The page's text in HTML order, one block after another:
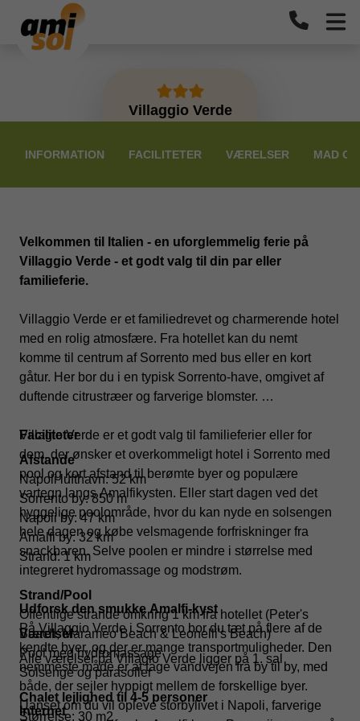
Villaggio Verde
INFORMATION FACILITETER VÆRELSER MAD
Velkommen til Italien - en uforglemmelig ferie på
Villaggio Verde - et godt valg til din par eller
familieferie.
Villaggio Verde er et familiedrevet og charmerende hotel
med en rolig atmosfære. Fra hotellet kan du nemt
komme til centrum af Sorrento med bus eller en kort
gåtur. Her bor du i en typisk Sorrento-have, omgivet af
duftende citrustræer og farverige blomster.
Villagio Verde er et godt valg til familieferier eller for
dem, der ønsker et overkommeligt hotel i Sorrento med
pool og kort afstand til berømte byer og populære
vartegn langs Amalfikysten. Eller start dagen ved det
hyggelige poolområde, hvor du kan nyde en solsengen
hele dagen og købe velsmagende forfriskninger fra
snackbaren. Selve poolen er mindre i størrelse med
integreret hydromassage og modstrøm.
Udforsk den smukke Amalfi-kyst
På Villaggio Verde i Sorrento bor du tæt på flere af de
kendte byer, og der er mange transportmuligheder. Den
nemmeste måde er at tage vandvejen fra by til by, med
både, der sejler hyppigt mellem de forskellige byer.
Uanset om du vil opleve storbylivet i Napoli, farverige
Faciliteter
Afstande
Napoli lufthavn: 52 km
Sorrento by: 850 m
Napoli by: 47 km
Amalfi by: 32 km
Strand: 1 km
Strand/Pool
Offentlige strande omkring 1 km fra hotellet (Peter's
Beach, Marameo Beach & Leonelli's Beach)
Pool med hydromassage
Solsenge og parasoller
Internet
Værelser
Alle værelser på Villagio Verde ligger på 1. sal
Chalet lejlighed til 4-5 personer
Størrelse: 30 m2